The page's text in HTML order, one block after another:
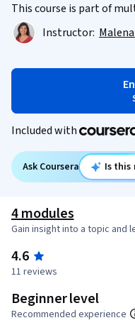
This course is part of
Instructor:
Included with
Ask Coursera Is this
4 modules
Gain insight into a topic and
4.6
11 reviews
Beginner level
Recommended experience